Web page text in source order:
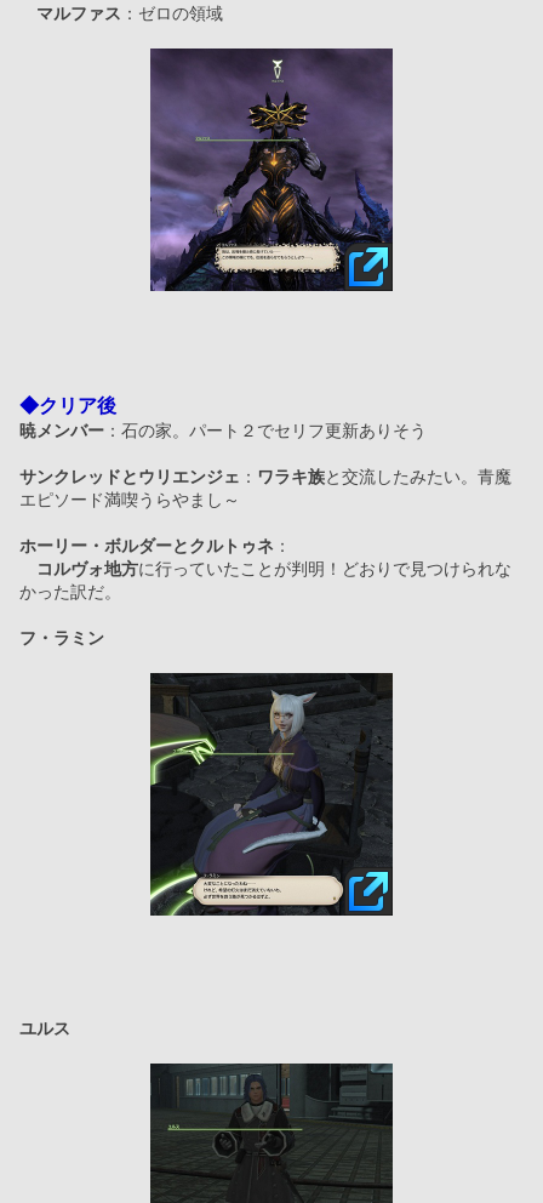
マルファス ：ゼロの領域
◆クリア後
暁メンバー：石の家。パート２でセリフ更新ありそう
サンクレッドとウリエンジェ ： ワラキ族と交流したみたい。青魔
エピソード満喫うらやまし～
ホーリー・ボルダーとクルトゥネ ：
コルヴォ地方に行っていたことが判明！どおりで見つけられな
かった訳だ。
フ・ラミン
ユルス